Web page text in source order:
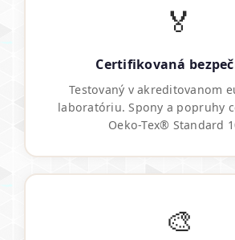
🏅
Certifikovaná
Testovaný v akreditovanom
laboratóriu. Spony a popruhy
Oeko-Tex® Standard
🎨